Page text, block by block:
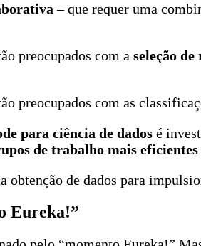
– que requer uma
preocupados com a seleção
preocupados com as
para ciência de dados é
de trabalho mais
de dados para
Eureka!”